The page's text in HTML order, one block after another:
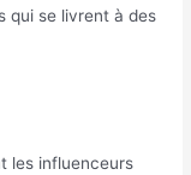
qui se livrent à des
les influenceurs